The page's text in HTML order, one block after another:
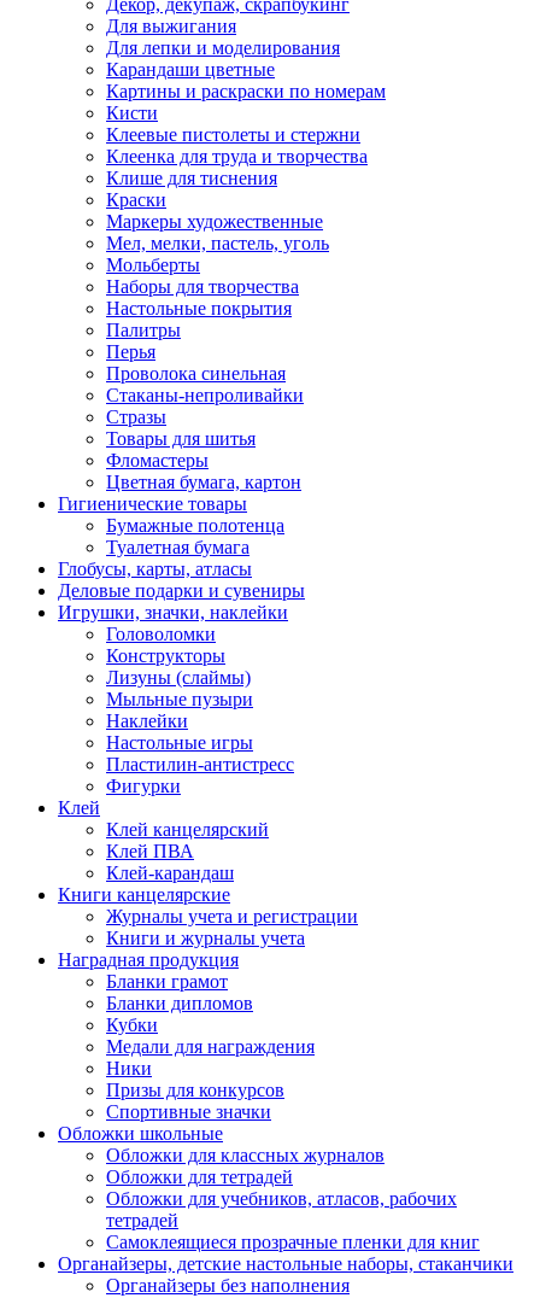
Декор, декупаж, скрапбукинг
Для выжигания
Для лепки и моделирования
Карандаши цветные
Картины и раскраски по номерам
Кисти
Клеевые пистолеты и стержни
Клеенка для труда и творчества
Клише для тиснения
Краски
Маркеры художественные
Мел, мелки, пастель, уголь
Мольберты
Наборы для творчества
Настольные покрытия
Палитры
Перья
Проволока синельная
Стаканы-непроливайки
Стразы
Товары для шитья
Фломастеры
Цветная бумага, картон
Гигиенические товары
Бумажные полотенца
Туалетная бумага
Глобусы, карты, атласы
Деловые подарки и сувениры
Игрушки, значки, наклейки
Головоломки
Конструкторы
Лизуны (слаймы)
Мыльные пузыри
Наклейки
Настольные игры
Пластилин-антистресс
Фигурки
Клей
Клей канцелярский
Клей ПВА
Клей-карандаш
Книги канцелярские
Журналы учета и регистрации
Книги и журналы учета
Наградная продукция
Бланки грамот
Бланки дипломов
Кубки
Медали для награждения
Ники
Призы для конкурсов
Спортивные значки
Обложки школьные
Обложки для классных журналов
Обложки для тетрадей
Обложки для учебников, атласов, рабочих
тетрадей
Самоклеящиеся прозрачные пленки для книг
Органайзеры, детские настольные наборы, стаканчики
Органайзеры без наполнения